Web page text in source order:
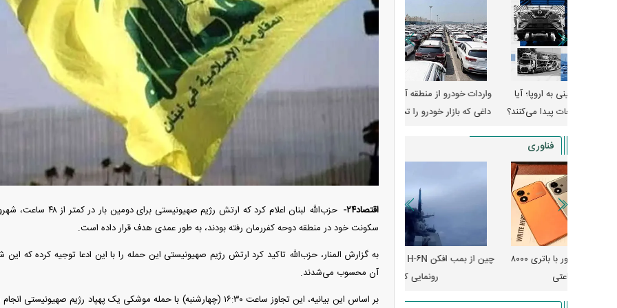
اقتصاد۲۴-
حزب‌الله لبنان اعلام کرد که
سکونت خود در منطقه دوحه کفررمان رفته بودند، به‌ طور عمدی هدف قرار داده است.
به گزارش المنار، حزب‌الله تاکید کرد ارتش رژیم صهیونیستی این حمله را با این ادعا توجیه کرده که این
آن محسوب می‌شدند.
بر اساس این بیانیه، این تجاوز ساعت ۱۶:۳۰ (چهارشنبه) با حمله موشکی یک پهپاد
واردات خودرو از منطقه آزاد تهران؛ مناظره
داغی که بازار خودرو را تحت تأثیر قرار داد
قیمت خودرو وارد فاز جدید شد/ اولین
هجوم خودروسازان چینی به اروپا؛ آیا
کارخانه‌های بحران‌زده نجات پیدا می‌کنند؟
واردات خودرو از
داغی که بازار خودرو
فناوری
چین از بمب افکن H-۶N با موشک هسته‌ای
پهپاد رهگیر یا موشک پدافند؛ قدرت تهدید
کدامیک بیشتر است؟
رونمایی از پوکو M ۸ پاور با باتری ۸۰۰۰